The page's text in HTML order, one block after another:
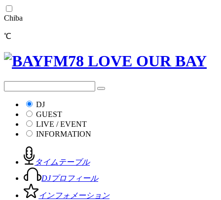
Chiba
℃
DJ
GUEST
LIVE / EVENT
INFORMATION
タイムテーブル
DJプロフィール
インフォメーション